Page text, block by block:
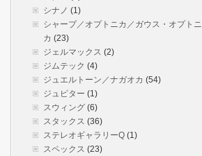
シナノ (1)
シャープ／オプトニカ／ガウス・オプトニ
カ (23)
ジェルマックス (2)
ジムテック (4)
ジュエルトーン／ナガオカ (54)
ジュピター (1)
スウィング (6)
スタックス (36)
ステレオギャラリーQ (1)
スペックス (23)